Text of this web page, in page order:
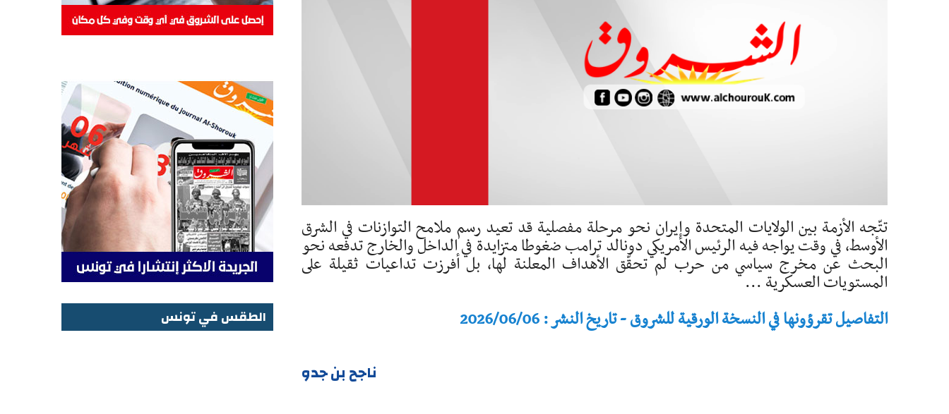
تتّجه الأزمة بين الولايات المتحدة وإيران نحو مرحلة مفصلية قد تعيد رسم ملامح التوازنات في الشرق
الأوسط، في وقت يواجه فيه الرئيس الأمريكي دونالد ترامب ضغوطا متزايدة في الداخل والخارج تدفعه نحو
البحث عن مخرج سياسي من حرب لم تحقّق الأهداف المعلنة لها، بل أفرزت تداعيات ثقيلة على
المستويات العسكرية ...
التفاصيل تقرؤونها في النسخة الورقية للشروق - تاريخ النشر : 2026/06/06
ناجح بن جدو
الطقس في تونس